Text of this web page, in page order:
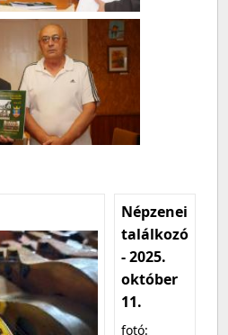
Népzenei
találkozó
- 2025.
október
11.
fotó: